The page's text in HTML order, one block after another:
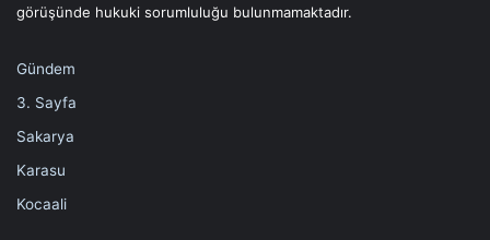
görüşünde hukuki sorumluluğu bulunmamaktadır.
Gündem
3. Sayfa
Sakarya
Karasu
Kocaali